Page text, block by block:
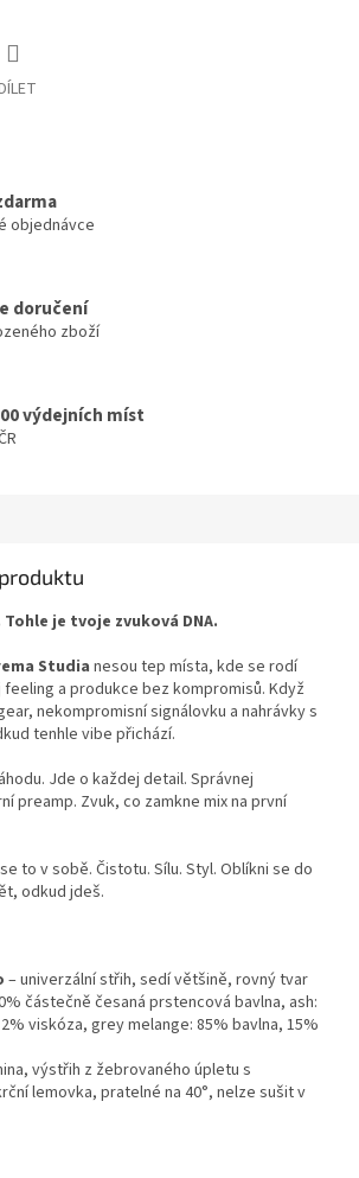
objednávce
doručení
zboží
výdejních míst
je tvoje zvuková DNA.
Studia nesou tep místa, kde se rodí
a produkce bez kompromisů. Když
nekompromisní signálovku a nahrávky s
tenhle vibe přichází.
Jde o každej detail. Správnej
preamp. Zvuk, co zamkne mix na první
to v sobě. Čistotu. Sílu. Styl. Oblíkni se do
odkud jdeš.
– univerzální střih, sedí většině, rovný tvar
částečně česaná prstencová bavlna, ash:
viskóza, grey melange: 85% bavlna, 15%
výstřih z žebrovaného úpletu s
lemovka, pratelné na 40°, nelze sušit v